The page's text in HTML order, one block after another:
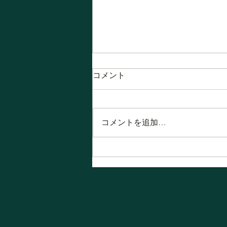
8月！ 今月の営業日は
コメント
コメントを追加…